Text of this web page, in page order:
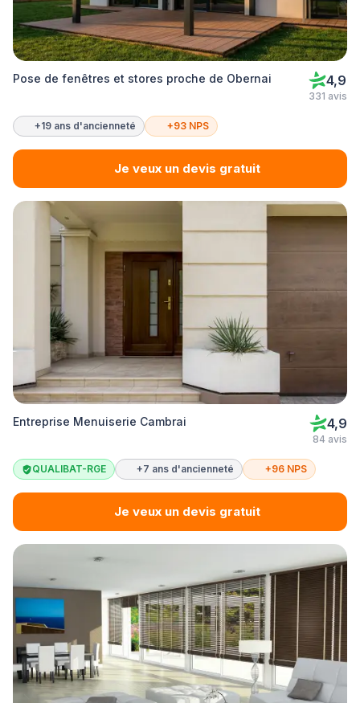
Pose de fenêtres et stores proche de Obernai 4,9
331 avis
+19 ans d'ancienneté +93 NPS
Je veux un devis gratuit
Entreprise Menuiserie Cambrai 4,9
84 avis
QUALIBAT-RGE +7 ans d'ancienneté +96 NPS
Je veux un devis gratuit